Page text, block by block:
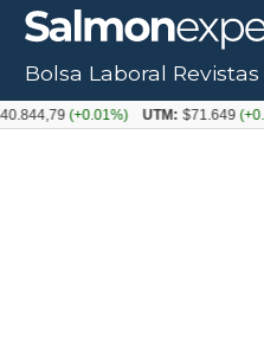
Bolsa Laboral Revistas
(+0.01%) UTM: $71.649(+0.20%)